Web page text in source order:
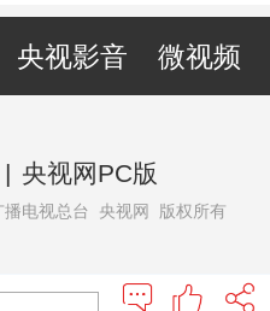
央视影音 微视频
| 央视网PC版
播电视总台 央视网 版权所有